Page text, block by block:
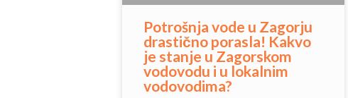
Potrošnja vode u Zagorju
drastično porasla! Kakvo
je stanje u Zagorskom
vodovodu i u lokalnim
vodovodima?